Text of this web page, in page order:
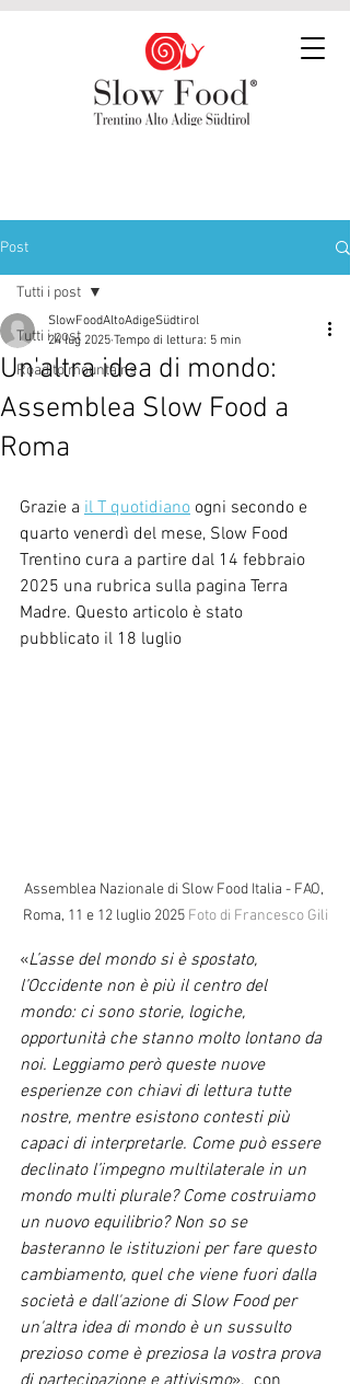
Post
Tutti i post
Road to mountains
Tutti i post
Un'altra idea di mondo:
Assemblea Slow Food a
Roma
SlowFoodAltoAdigeSüdtirol
24 lug 2025 Tempo di lettura: 5 min
Grazie a il T quotidiano ogni secondo e
quarto venerdì del mese, Slow Food
Trentino cura a partire dal 14 febbraio
2025 una rubrica sulla pagina Terra
Madre. Questo articolo è stato
pubblicato il 18 luglio
Assemblea Nazionale di Slow Food Italia - FAO,
Roma, 11 e 12 luglio 2025 Foto di Francesco Gili
«L’asse del mondo si è spostato,
l’Occidente non è più il centro del
mondo: ci sono storie, logiche,
opportunità che stanno molto lontano da
noi. Leggiamo però queste nuove
esperienze con chiavi di lettura tutte
nostre, mentre esistono contesti più
capaci di interpretarle. Come può essere
declinato l’impegno multilaterale in un
mondo multi plurale? Come costruiamo
un nuovo equilibrio? Non so se
basteranno le istituzioni per fare questo
cambiamento, quel che viene fuori dalla
società e dall'azione di Slow Food per
un'altra idea di mondo è un sussulto
prezioso come è preziosa la vostra prova